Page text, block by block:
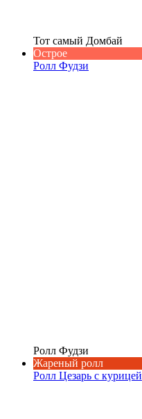
Тот самый Домбай
Острое
Ролл Фудзи
Ролл Фудзи
Жареный ролл
Ролл Цезарь с курицей